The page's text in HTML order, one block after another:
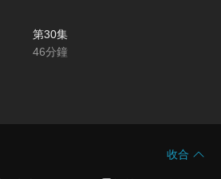
第30集
46分鐘
收合